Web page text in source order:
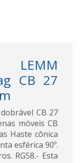
LEMM
CB 27
CB 27
móveis CB
Haste cônica
esférica 90º.
RG58.- Esta